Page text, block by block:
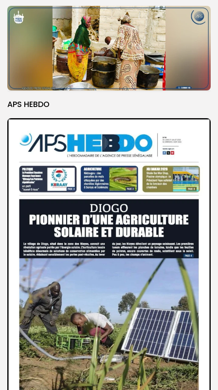
APS HEBDO